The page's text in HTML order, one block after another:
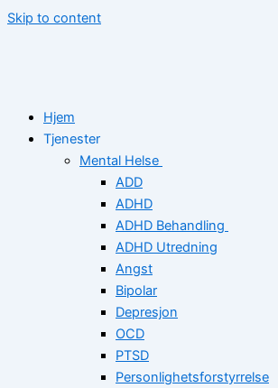
Skip to content
Hjem
Tjenester
Mental Helse
ADD
ADHD
ADHD Behandling
ADHD Utredning
Angst
Bipolar
Depresjon
OCD
PTSD
Personlighetsforstyrrelse